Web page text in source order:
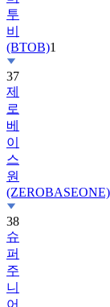
(BTOB)
37
제
로
베
이
스
원
(ZEROBASEONE)
38
슈
퍼
주
니
어
(SUPER